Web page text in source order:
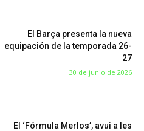
El Barça presenta la nueva
equipación de la temporada 26-
27
30 de junio de 2026
El ‘Fórmula Merlos’, avui a les